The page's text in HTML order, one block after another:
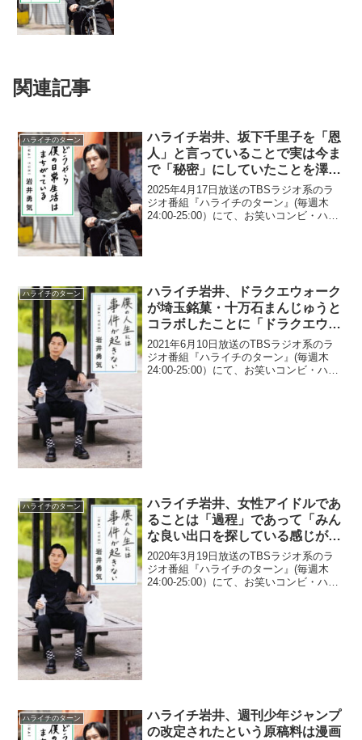
関連記事
ハライチのターン
ハライチ岩井、坂下千里子を「恩
人」と言っていることで実は今ま
で「秘密」にしていたことを澤部
に指摘される「『ゴッドタン』よ
りも…」
2025年4月17日放送のTBSラジオ系のラ
ジオ番組『ハライチのターン』(毎週木
24:00-25:00）にて、お笑いコンビ・ハラ
ハライチのターン
ハライチ岩井、ドラクエウォーク
が埼玉銘菓・十万石まんじゅうと
コラボしたことに「ドラクエウォ
ークも落ちたな(笑)」
2021年6月10日放送のTBSラジオ系のラ
ジオ番組『ハライチのターン』(毎週木
24:00-25:00）にて、お笑いコンビ・ハラ
ハライチのターン
ハライチ岩井、女性アイドルであ
ることは「過程」であって「みん
な良い出口を探している感じがす
る」と指摘
2020年3月19日放送のTBSラジオ系のラ
ジオ番組『ハライチのターン』(毎週木
24:00-25:00）にて、お笑いコンビ・ハラ
ハライチのターン
ハライチ岩井、週刊少年ジャンプ
の改定されたという原稿料は漫画